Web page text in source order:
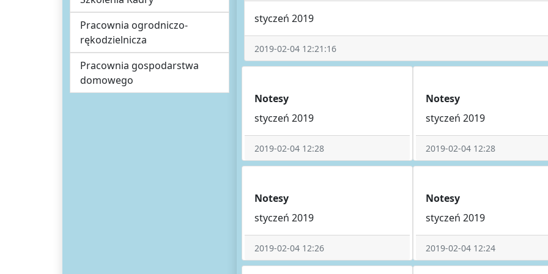
Pracownia ogrodniczo-
rękodzielnicza
Pracownia gospodarstwa
domowego
styczeń 2019
2019-02-04 12:21:16
Notesy
styczeń 2019
2019-02-04 12:28
Notesy
styczeń 2019
2019-02-04 12:28
Notesy
styczeń 2019
2019-02-04 12:26
Notesy
styczeń 2019
2019-02-04 12:24